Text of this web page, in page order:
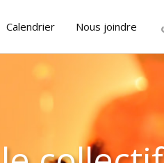
Calendrier Nous joindre